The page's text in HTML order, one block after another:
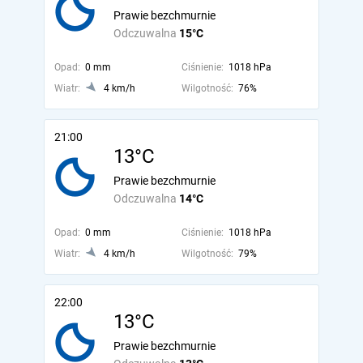
Odczuwalna 15°C
Prawie bezchmurnie
Opad: 0 mm Ciśnienie: 1018 hPa
Wiatr:
4 km/h Wilgotność: 76%
21:00
13°C
Odczuwalna 14°C
Prawie bezchmurnie
Opad: 0 mm Ciśnienie: 1018 hPa
Wiatr:
4 km/h Wilgotność: 79%
22:00
13°C
Prawie bezchmurnie